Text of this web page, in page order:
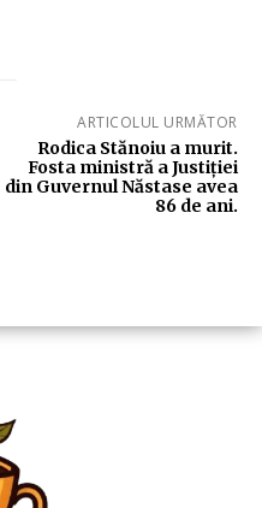
ARTICOLUL URMĂTOR
Rodica Stănoiu a murit.
Fosta ministră a Justiției
din Guvernul Năstase avea
86 de ani.